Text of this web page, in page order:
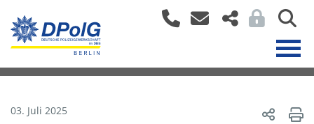
03. Juli 2025